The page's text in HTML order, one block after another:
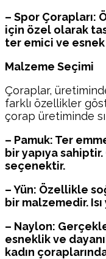
– Spor Çorapları:
için özel olarak
ter emici ve esnek
Malzeme Seçimi
Çoraplar,
farklı özellikler
çorap üretiminde
– Pamuk: Ter
bir yapıya
seçenektir.
– Yün: Özellikle
bir malzemedir.
– Naylon:
esneklik ve
kadın